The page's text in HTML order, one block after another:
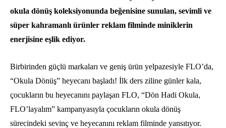
okula dönüş koleksiyonunda beğenisine sunulan, sevimli ve
süper kahramanlı ürünler reklam filminde miniklerin
enerjisine eşlik ediyor.
Birbirinden güçlü markaları ve geniş ürün yelpazesiyle FLO’da,
“Okula Dönüş” heyecanı başladı! İlk ders ziline günler kala,
çocukların bu heyecanını paylaşan FLO, “Dön Hadi Okula,
FLO’layalım” kampanyasıyla çocukların okula dönüş
sürecindeki sevinç ve heyecanını reklam filminde yansıtıyor.